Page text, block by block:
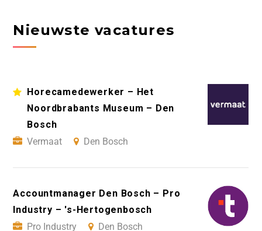
Nieuwste vacatures
Horecamedewerker – Het
Noordbrabants Museum – Den
Bosch
Vermaat
Den Bosch
Accountmanager Den Bosch – Pro
Industry – 's-Hertogenbosch
Pro Industry
Den Bosch